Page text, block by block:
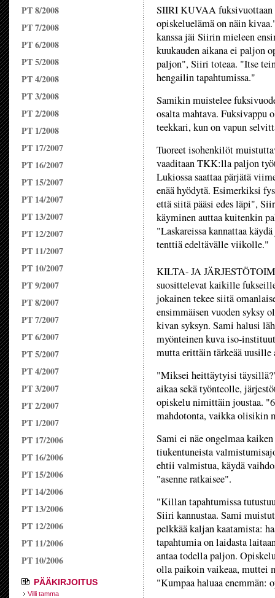
PT 8/2008
PT 7/2008
PT 6/2008
PT 5/2008
PT 4/2008
PT 3/2008
PT 2/2008
PT 1/2008
PT 17/2007
PT 16/2007
PT 15/2007
PT 14/2007
PT 13/2007
PT 12/2007
PT 11/2007
PT 10/2007
PT 9/2007
PT 8/2007
PT 7/2007
PT 6/2007
PT 5/2007
PT 4/2007
PT 3/2007
PT 2/2007
PT 1/2007
PT 17/2006
PT 16/2006
PT 15/2006
PT 14/2006
PT 13/2006
PT 12/2006
PT 11/2006
PT 10/2006
PÄÄKIRJOITUS
Villi tamma
SIIRI KUVAA
opiskeluelämä on näin
kanssa jäi Siirin mieleen
kuukauden aikana ei paljon
paljon", Siiri toteaa. "Itse
hengailin tapahtumissa."
Samikin muistelee
osalta mahtava. Fuksivappu
teekkari, kun on vapun
Tuoreet isohenkilöt
vaaditaan TKK:lla paljon
Lukiossa saattaa pärjätä
enää hyödytä. Esimerkiksi
että siitä pääsi edes läpi",
käyminen auttaa kuitenkin
"Laskareissa kannattaa
tenttiä edeltävälle viikolle."
KILTA- JA
suosittelevat kaikille
jokainen tekee siitä
ensimmäisen vuoden syksy
kivan syksyn. Sami halusi
myönteinen kuva iso-
mutta erittäin tärkeää
"Miksei heittäytyisi
aikaa sekä työnteolle,
opiskelu nimittäin joustaa.
mahdotonta, vaikka olisikin
Sami ei näe ongelmaa
tiukentuneista
ehtii valmistua, käydä
"asenne ratkaisee".
"Killan tapahtumissa
Siiri kannustaa. Sami
pelkkää kaljan kaatamista:
tapahtumia on laidasta
antaa todella paljon.
olla paikoin vaikeaa, muttei
"Kumpaa haluaa enemmän: